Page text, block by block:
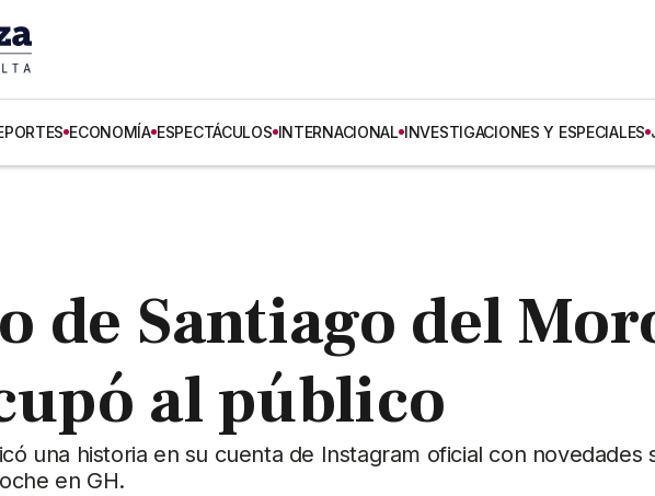
ECONOMÍA ESPECTÁCULOS INTERNACIONAL INVESTIGACIONES Y ESPECIALES
de Santiago del
al público
una historia en su cuenta de Instagram oficial con novedades
en GH.